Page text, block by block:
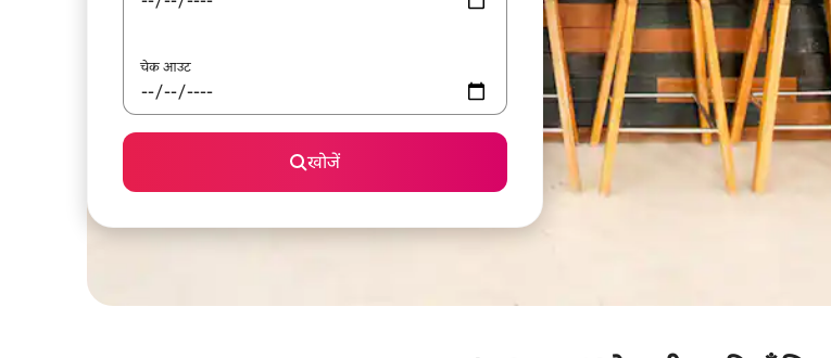
चेक आउट
खोजें